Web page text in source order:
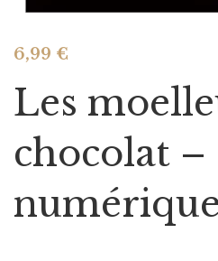
6,99 €
Les
chocolat –
numérique